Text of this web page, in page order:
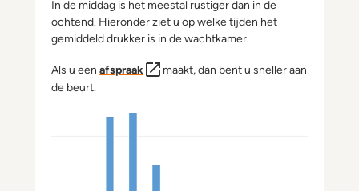
In de middag is het meestal rustiger dan in de
ochtend. Hieronder ziet u op welke tijden het
gemiddeld drukker is in de wachtkamer.
Als u een afspraak
maakt, dan bent u sneller aan
de beurt.